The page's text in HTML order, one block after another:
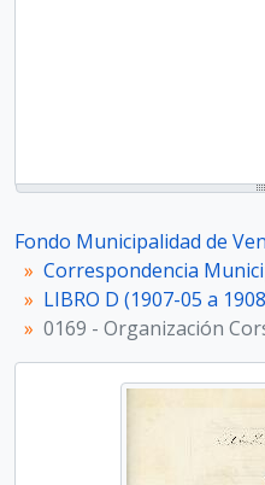
Fondo Municipalidad de
Correspondencia
LIBRO D (1907-05 a
0169 - Organización